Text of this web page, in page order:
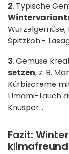
2.Typische
Spitzkohl-
3.Gemüse
setzen, z. B.
Kürbiscreme
Umami-Lauch
Knusper…
Fazit: